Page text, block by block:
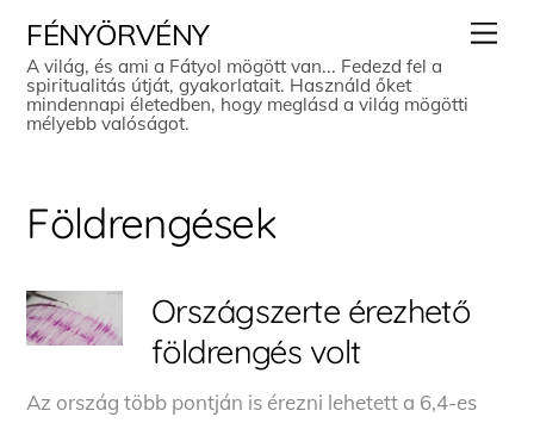
content
FÉNYÖRVÉNY
A világ, és ami a Fátyol mögött van... Fedezd fel a
spiritualitás útját, gyakorlatait. Használd őket
mindennapi életedben, hogy meglásd a világ mögötti
mélyebb valóságot.
Földrengések
Országszerte érezhető
földrengés volt
Az ország több pontján is érezni lehetett a 6,4-es